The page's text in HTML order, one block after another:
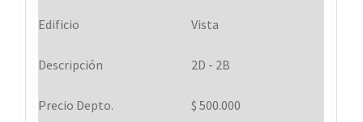
Vista
2D - 2B
$ 500.000